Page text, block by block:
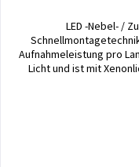
LED -Nebel- /
Aufnahmeleistung pro
Licht und ist mit